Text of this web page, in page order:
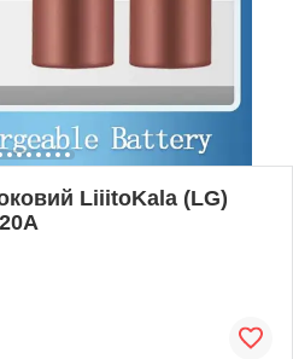
LiiitoKala (LG)